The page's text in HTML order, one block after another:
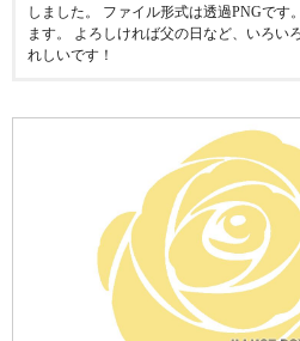
しました。 ファイル形式は透過PNGです
ます。 よろしければ父の日など、いろい
れしいです！